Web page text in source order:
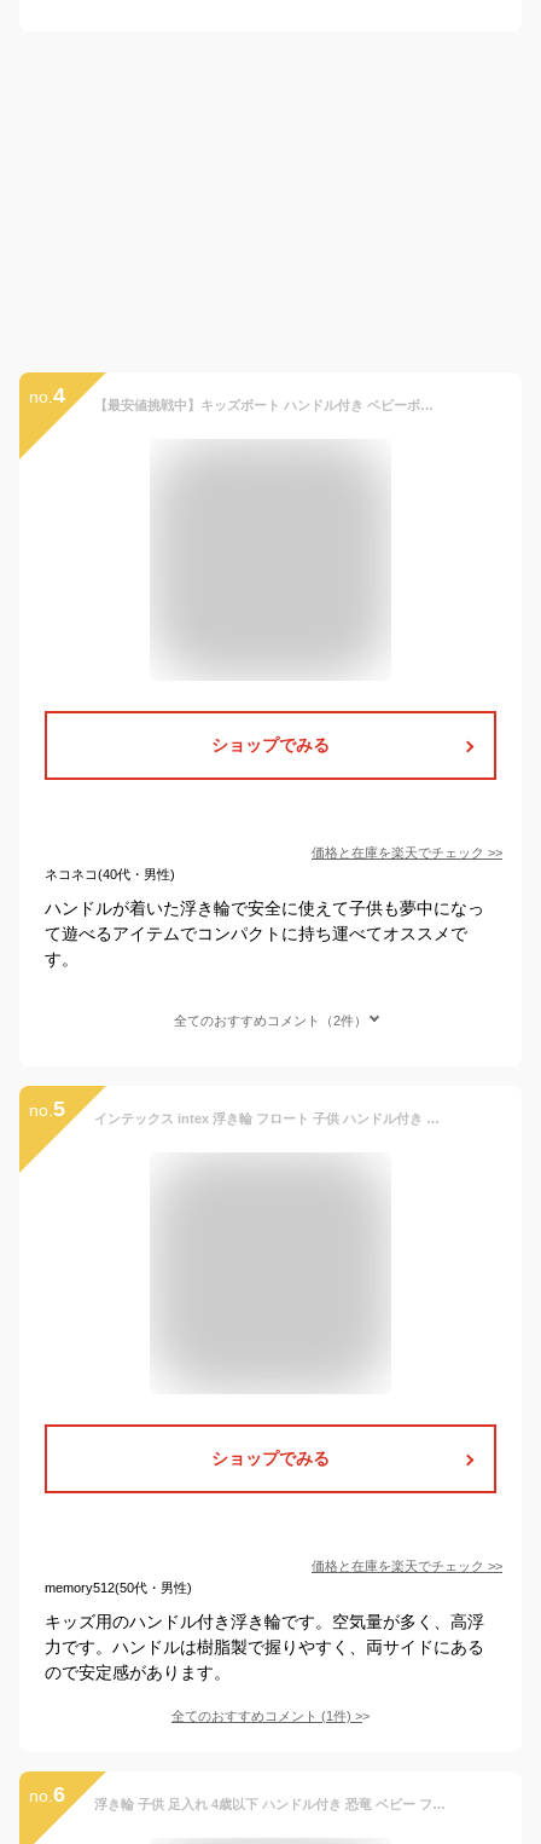
no. 4 【最安値挑戦中】キッズボート ハンドル付き ベビーボート フロート アニマルパラダイス 赤ちゃん 幼児用 浮き輪 プール 海 川 恐竜 足入れ ビーチグッズ キッズ 足穴 水遊び 子供用 海水浴 足抜き 浮輪 うきわ 子供 ビーチ 夏 こども 動物 コンパクト便送料無料！
ショップでみる
価格と在庫を楽天でチェック >>
ネコネコ(40代・男性)
ハンドルが着いた浮き輪で安全に使えて子供も夢中になっ
て遊べるアイテムでコンパクトに持ち運べてオススメで
す。
全てのおすすめコメント（2件）
no. 5 インテックス intex 浮き輪 フロート 子供 ハンドル付き 取っ手 キッズ 子ども 男の子 女の子 水泳 プール 水遊び 海水浴 子供用 オレンジ グリーン パープル ピンク イエロー
ショップでみる
価格と在庫を楽天でチェック >>
memory512(50代・男性)
キッズ用のハンドル付き浮き輪です。空気量が多く、高浮
力です。ハンドルは樹脂製で握りやすく、両サイドにある
ので安定感があります。
全てのおすすめコメント (1件) >
no. 6 浮き輪 子供 足入れ 4歳以下 ハンドル付き 恐竜 ベビー フロート キッズ プール 海 お風呂 旅行 水遊び 安心設計 男の子 女の子 ピンク グリーン かわいい 写真映え プレゼント